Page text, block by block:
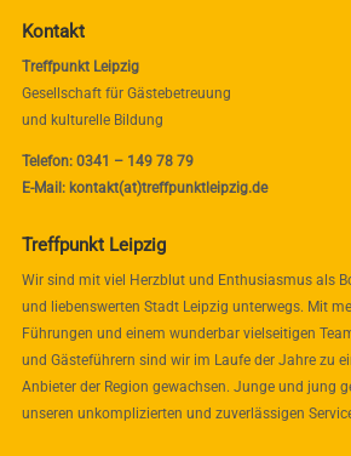
Kontakt
Treffpunkt Leipzig
Gesellschaft für Gästebetreuung
und kulturelle Bildung
Telefon: 0341 – 149 78 79
E-Mail: kontakt(at)treffpunktleipzig.de
Treffpunkt Leipzig
Wir sind mit viel Herzblut und Enthusiasmus als
und liebenswerten Stadt Leipzig unterwegs. Mit
Führungen und einem wunderbar vielseitigen
und Gästeführern sind wir im Laufe der Jahre zu
Anbieter der Region gewachsen. Junge und jung
unseren unkomplizierten und zuverlässigen